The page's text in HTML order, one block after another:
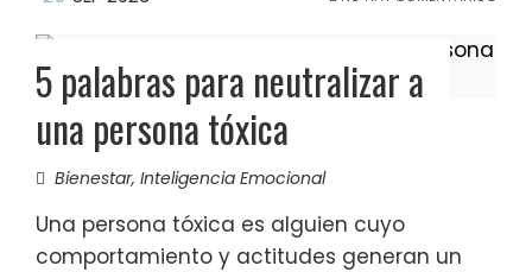
5 palabras para neutralizar a
una persona tóxica
Bienestar, Inteligencia Emocional
Una persona tóxica es alguien cuyo
comportamiento y actitudes generan un